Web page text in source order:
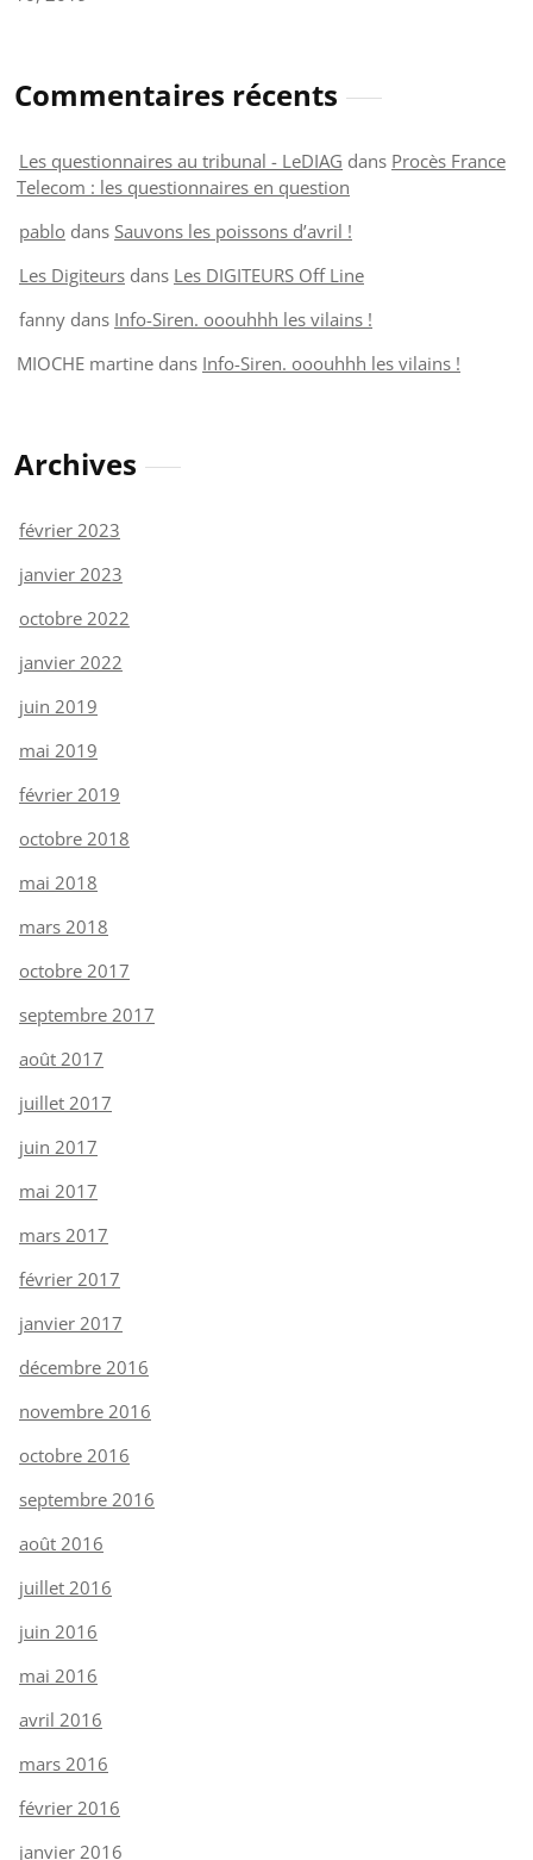
Commentaires récents
Les questionnaires au tribunal - LeDIAG dans Procès France
Telecom : les questionnaires en question
pablo dans Sauvons les poissons d’avril !
Les Digiteurs dans Les DIGITEURS Off Line
fanny dans Info-Siren. ooouhhh les vilains !
MIOCHE martine dans Info-Siren. ooouhhh les vilains !
Archives
février 2023
janvier 2023
octobre 2022
janvier 2022
juin 2019
mai 2019
février 2019
octobre 2018
mai 2018
mars 2018
octobre 2017
septembre 2017
août 2017
juillet 2017
juin 2017
mai 2017
mars 2017
février 2017
janvier 2017
décembre 2016
novembre 2016
octobre 2016
septembre 2016
août 2016
juillet 2016
juin 2016
mai 2016
avril 2016
mars 2016
février 2016
janvier 2016